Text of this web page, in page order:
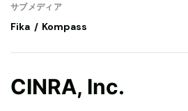
サブメディア
Fika Kompass
CINRA, Inc.